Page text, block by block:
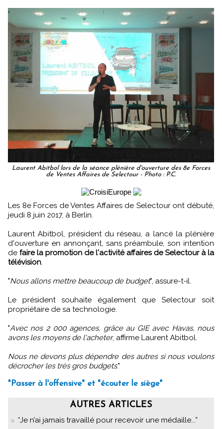
Laurent Abitbol lors de la séance plénière d'ouverture des 8e Forces
de Ventes Affaires de Selectour - Photo : P.C.
Les 8e Forces de Ventes Affaires de Selectour ont débuté,
jeudi 8 juin 2017, à Berlin.
Laurent Abitbol, président du réseau, a lancé la plénière
d'ouverture en annonçant, sans préambule, son intention
de faire la promotion de l'activité affaires de Selectour à la
télévision.
"Nous allons mettre beaucoup de budget", assure-t-il.
Le président souhaite également que Selectour soit
propriétaire de sa technologie.
"Avec nos 2 000 agences, grâce au GIE avec Havas, nous
avons les moyens de l'acheter, affirme Laurent Abitbol.
Nous ne devons plus dépendre des autres si nous voulons
décrocher les très gros budgets."
"Passer à l'offensive" et "écouter le siège"
AUTRES ARTICLES
“Je n’ai jamais travaillé pour recevoir une médaille...”